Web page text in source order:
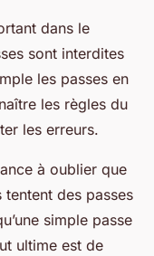
dans le
sont interdites
les passes en
les règles du
les erreurs.
à oublier que
tentent des passes
simple passe
ultime est de